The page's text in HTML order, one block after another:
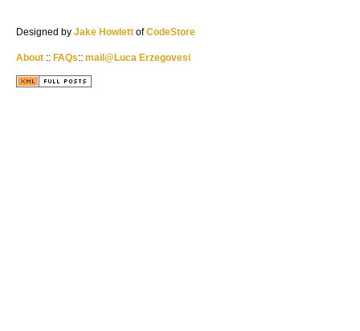
Designed by Jake Howlett ofCodeStore
About :: FAQs:: mail@Luca Erzegovesi